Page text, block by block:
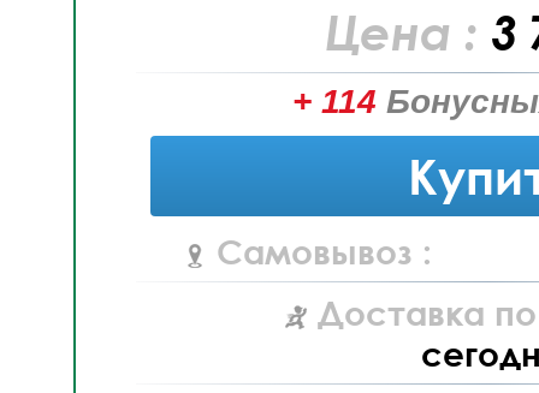
Цена : 3
+ 114
Самовывоз :
Доставка